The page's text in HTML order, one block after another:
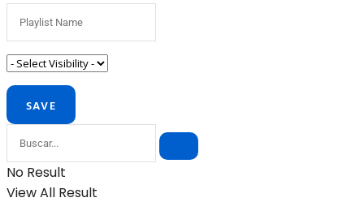
No Result
View All Result